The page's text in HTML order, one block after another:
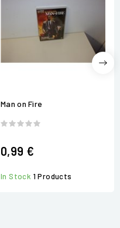
Man on Fire
0,99 €
In Stock 1 Products